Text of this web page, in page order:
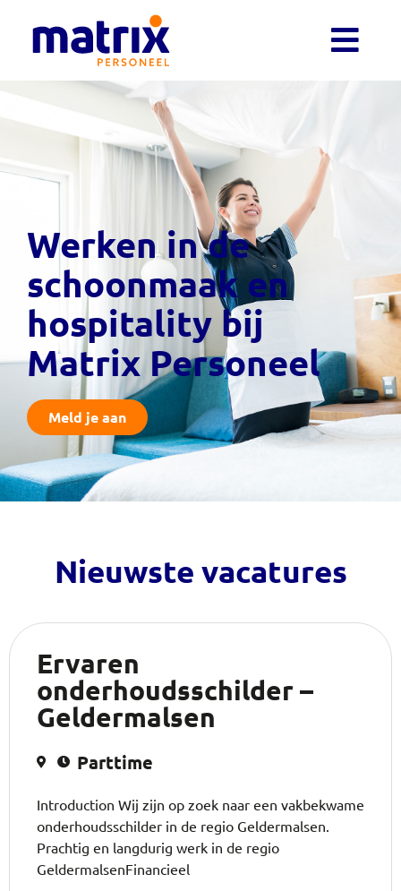
Werken in de
schoonmaak en
hospitality bij
Matrix Personeel
Meld je aan
Nieuwste vacatures
Ervaren
onderhoudsschilder –
Geldermalsen
Parttime
Introduction Wij zijn op zoek naar een vakbekwame
onderhoudsschilder in de regio Geldermalsen.
Prachtig en langdurig werk in de regio
GeldermalsenFinancieel